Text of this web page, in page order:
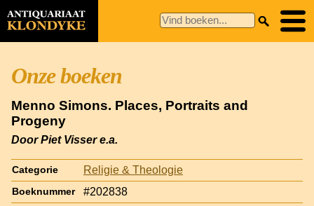
Onze boeken
Menno Simons. Places, Portraits and
Progeny
Door Piet Visser e.a.
Categorie Religie & Theologie
Boeknummer #202838